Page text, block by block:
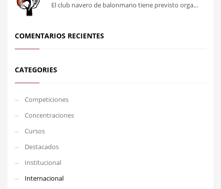
El club navero de balonmano tiene previsto orga...
COMENTARIOS RECIENTES
CATEGORIES
Competiciones
Concentraciones
Cursos
Destacados
Institucional
Internacional